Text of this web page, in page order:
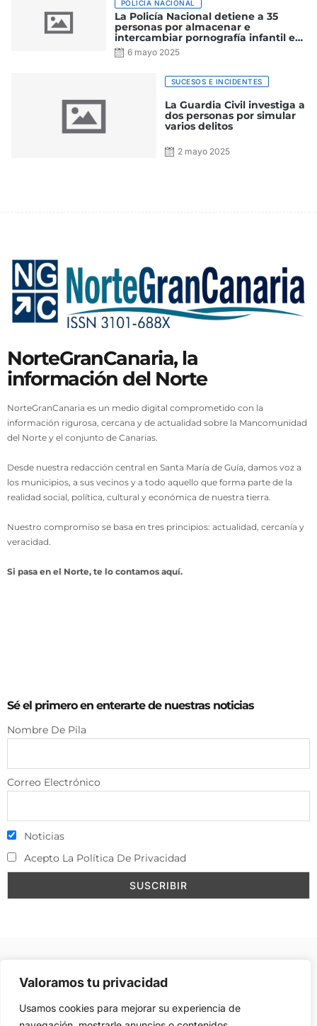
Valoramos tu privacidad
Usamos cookies para mejorar su experiencia de
POLICIA NACIONAL
La Policía Nacional detiene a 35
personas por almacenar e
intercambiar pornografía infantil en
un servicio de almacenamiento en
“nube“
6 mayo 2025
SUCESOS E INCIDENTES
La Guardia Civil investiga a
dos personas por simular
varios delitos
2 mayo 2025
NorteGranCanaria, la
información del Norte
NorteGranCanaria es un medio digital comprometido con la
información rigurosa, cercana y de actualidad sobre la Mancomunidad
del Norte y el conjunto de Canarias.
Desde nuestra redacción central en Santa María de Guía, damos voz a
los municipios, a sus vecinos y a todo aquello que forma parte de la
realidad social, política, cultural y económica de nuestra tierra.
Nuestro compromiso se basa en tres principios: actualidad, cercanía y
veracidad.
Si pasa en el Norte, te lo contamos aquí.
Sé el primero en enterarte de nuestras noticias
Nombre De Pila
Correo Electrónico
Noticias
Acepto La Política De Privacidad
Aviso Legal Política de Cookies
Publicidad